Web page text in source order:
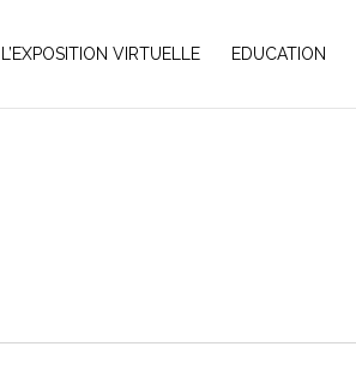
L’EXPOSITION VIRTUELLE EDUCATION